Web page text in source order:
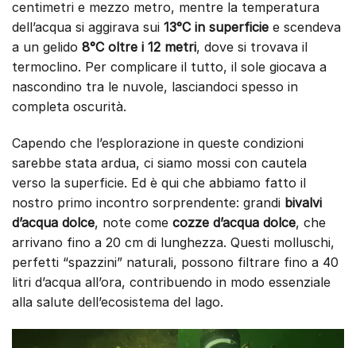
centimetri e mezzo metro, mentre la temperatura
dell’acqua si aggirava sui 13°C in superficie e scendeva
a un gelido 8°C oltre i 12 metri, dove si trovava il
termoclino. Per complicare il tutto, il sole giocava a
nascondino tra le nuvole, lasciandoci spesso in
completa oscurità.
Capendo che l’esplorazione in queste condizioni
sarebbe stata ardua, ci siamo mossi con cautela
verso la superficie. Ed è qui che abbiamo fatto il
nostro primo incontro sorprendente: grandi bivalvi
d’acqua dolce, note come cozze d’acqua dolce, che
arrivano fino a 20 cm di lunghezza. Questi molluschi,
perfetti “spazzini” naturali, possono filtrare fino a 40
litri d’acqua all’ora, contribuendo in modo essenziale
alla salute dell’ecosistema del lago.